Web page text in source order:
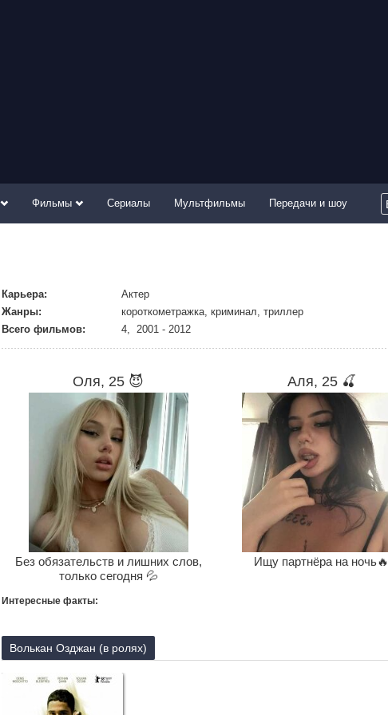
Фильмы Сериалы Мультфильмы Передачи и шоу
Карьера:
Актер
Жанры:
короткометражка, криминал, триллер
Всего фильмов:
4, 2001 - 2012
Оля, 25 😈
Без обязательств и лишних слов,
только сегодня 💦
Аля, 25 🍒
Ищу партнёра на ночь🔥
Интересные факты:
Волькан Озджан (в ролях)